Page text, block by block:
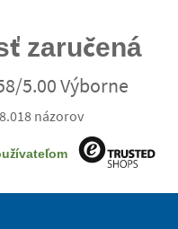
zaručená
5.00 Výborne
názorov